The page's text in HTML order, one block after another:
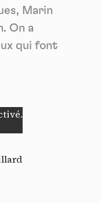
Marin
On a
qui font